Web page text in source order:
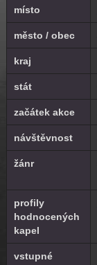
místo
město / obec
kraj
stát
začátek akce
návštěvnost
žánr
profily
hodnocených
kapel
vstupné